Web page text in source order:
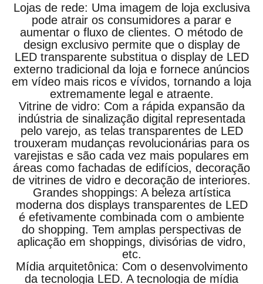
Lojas de rede: Uma imagem de loja exclusiva
pode atrair os consumidores a parar e
aumentar o fluxo de clientes. O método de
design exclusivo permite que o display de
LED transparente substitua o display de LED
externo tradicional da loja e fornece anúncios
em vídeo mais ricos e vívidos, tornando a loja
extremamente legal e atraente.
Vitrine de vidro: Com a rápida expansão da
indústria de sinalização digital representada
pelo varejo, as telas transparentes de LED
trouxeram mudanças revolucionárias para os
varejistas e são cada vez mais populares em
áreas como fachadas de edifícios, decoração
de vitrines de vidro e decoração de interiores.
Grandes shoppings: A beleza artística
moderna dos displays transparentes de LED
é efetivamente combinada com o ambiente
do shopping. Tem amplas perspectivas de
aplicação em shoppings, divisórias de vidro,
etc.
Mídia arquitetônica: Com o desenvolvimento
da tecnologia LED. A tecnologia de mídia